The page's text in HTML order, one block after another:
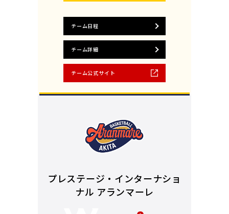
チーム日程
チーム詳細
チーム公式サイト
プレステージ・インターナショ
ナル アランマーレ